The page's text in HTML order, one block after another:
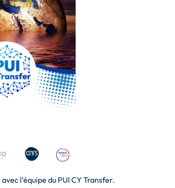
l’équipe du PUI CY Transfer.